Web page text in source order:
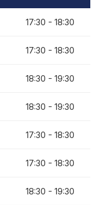
17:30 - 18:30
17:30 - 18:30
18:30 - 19:30
18:30 - 19:30
17:30 - 18:30
17:30 - 18:30
18:30 - 19:30